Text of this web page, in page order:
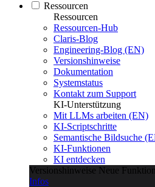
Ressourcen
Ressourcen
Ressourcen-Hub
Claris-Blog
Engineering-Blog (EN)
Versionshinweise
Dokumentation
Systemstatus
Kontakt zum Support
KI-Unterstützung
Mit LLMs arbeiten (EN)
KI-Scriptschritte
Semantische Bildsuche
KI-Funktionen
KI entdecken
Versionshinweise Neue
Infos